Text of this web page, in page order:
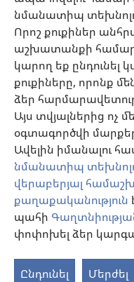
նմանատիպ
Որոշ քուքիներ
աշխատանքի համար
կարող եք ընդունել
քուքիները, որոնք
ձեր
Այս տվյալներից ոչ
օգտագործվի
Ավելին իմանալու
նմանատիպ
վերաբերյալ
քաղաքականություն
պահի
փոփոխել ձեր
Ընդունել Մերժել
հասանելի բոլոր
Պացիենտներ: Ձեր
խորհուրդներ հարցրեք ձեզ
որակավորում ունեցող այլ
եք, որ որևէ հիվանդություն
Օգտվելու կարգը սահմանված
Արտաքին տեսքի
Copyright © 2026 Watch
ՕԳՏԱԳՈՐԾՄԱՆ
ՔԱՂԱՔԱԿԱՆՈՒԹՅՈՒՆ |